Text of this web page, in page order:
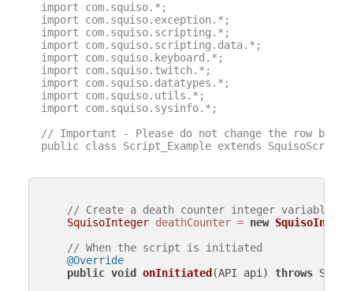
import com.squiso.*;
import com.squiso.exception.*;
import com.squiso.scripting.*;
import com.squiso.scripting.data.*;
import com.squiso.keyboard.*;
import com.squiso.twitch.*;
import com.squiso.datatypes.*;
import com.squiso.utils.*;
import com.squiso.sysinfo.*;
// Important - Please do not change the row
public class Script_Example extends SquisoScript
// Create a death counter integer variable,
SquisoInteger deathCounter = new
// When the script is initiated
@Override
public void onInitiated (API api) throws